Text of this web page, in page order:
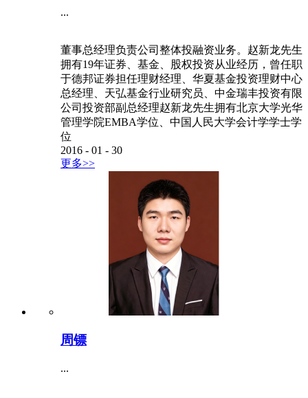
...
董事总经理负责公司整体投融资业务。赵新龙先生
拥有19年证券、基金、股权投资从业经历，曾任职
于德邦证券担任理财经理、华夏基金投资理财中心
总经理、天弘基金行业研究员、中金瑞丰投资有限
公司投资部副总经理赵新龙先生拥有北京大学光华
管理学院EMBA学位、中国人民大学会计学学士学
位
2016 - 01 - 30
更多>>
周镖
...